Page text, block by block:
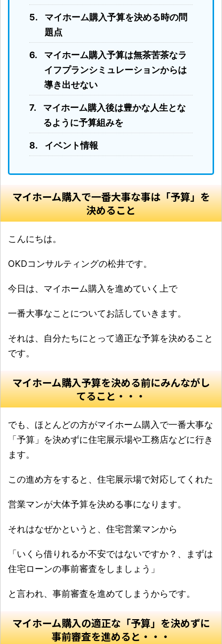
マイホーム購入予算を決める時の問
題点
マイホーム購入予算は無茶苦茶なラ
イフプランシミュレーションからは
導き出せない
マイホーム購入後は豊かな人生とな
るように予算組みを
イベント情報
マイホーム購入で一番大事な事は「予算」を
決めること
こんにちは。
OKDコンサルティングの松井です。
今日は、マイホーム購入を進めていく上で
一番大事なことについてお話していきます。
それは、自分たちにとって適正な予算を決めること
です。
マイホーム購入予算を決める前にみんながし
てること・・・
でも、ほとんどの方がマイホーム購入で一番大事な
「予算」を決めずに住宅展示場や工務店などに行き
ます。
この進め方をすると、住宅展示場で対応してくれた
営業マンが大体予算を決める事になります。
それはなぜかというと、住宅営業マンから
「いくら借りれるか不安ではないですか？、まずは
住宅ローンの事前審査をしましょう」
と言われ、事前審査を進めてしまうからです。
マイホーム購入の適正な「予算」を決めずに
事前審査を進めると・・・